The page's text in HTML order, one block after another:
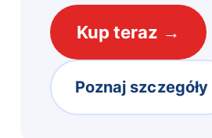
Kup teraz →
Poznaj szczegóły